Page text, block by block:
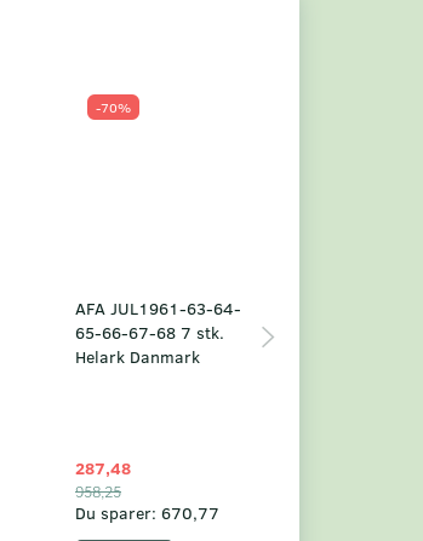
-70%
AFA JUL1961-63-64-
65-66-67-68 7 stk.
Helark Danmark
287,48
958,25
Du sparer: 670,77